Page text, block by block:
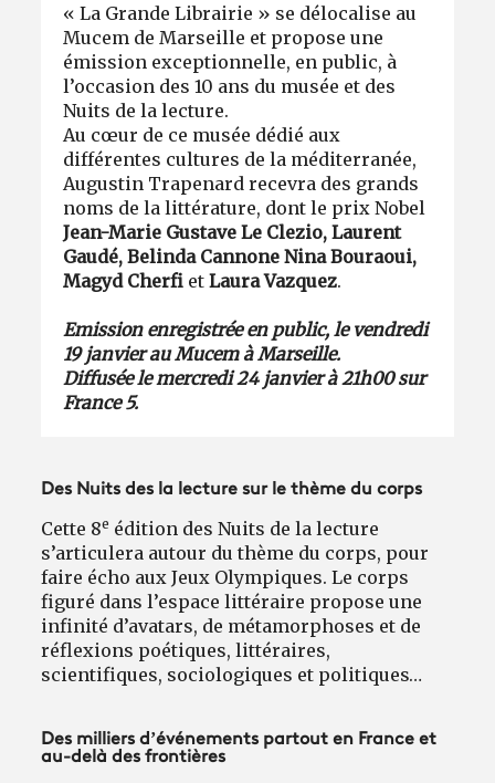
« La Grande Librairie » se délocalise au
Mucem de Marseille et propose une
émission exceptionnelle, en public, à
l’occasion des 10 ans du musée et des
Nuits de la lecture.
Au cœur de ce musée dédié aux
différentes cultures de la méditerranée,
Augustin Trapenard recevra des grands
noms de la littérature, dont le prix Nobel
Jean-Marie Gustave Le Clezio, Laurent
Gaudé, Belinda Cannone Nina Bouraoui,
Magyd Cherfi etLaura Vazquez.
Emission enregistrée en public, le vendredi
19 janvier au Mucem à Marseille.
Diffusée le mercredi 24 janvier à 21h00 sur
France 5.
Des Nuits des la lecture sur le thème du corps
Cette 8e édition des Nuits de la lecture
s’articulera autour du thème du corps, pour
faire écho aux Jeux Olympiques. Le corps
figuré dans l’espace littéraire propose une
infinité d’avatars, de métamorphoses et de
réflexions poétiques, littéraires,
scientifiques, sociologiques et politiques…
Des milliers d’événements partout en France et
au-delà des frontières